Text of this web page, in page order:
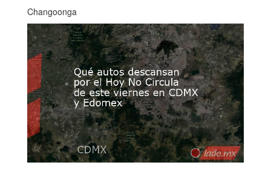
Changoonga